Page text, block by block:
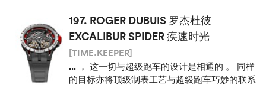
197. ROGER DUBUIS 罗杰杜彼
EXCALIBUR SPIDER 疾速时光
[TIME.KEEPER]
... ， 这一切与超级跑车的设计是相通的 。 同样
的目标亦将顶级制表工艺与超级跑车巧妙的联系